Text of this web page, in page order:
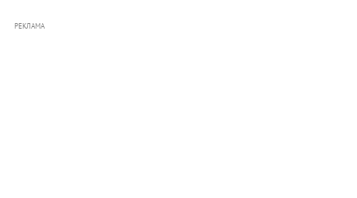
РЕКЛАМА